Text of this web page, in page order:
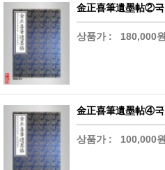
金正喜筆遺墨帖②
상품가 : 180,000원
金正喜筆遺墨帖④
상품가 : 100,000원